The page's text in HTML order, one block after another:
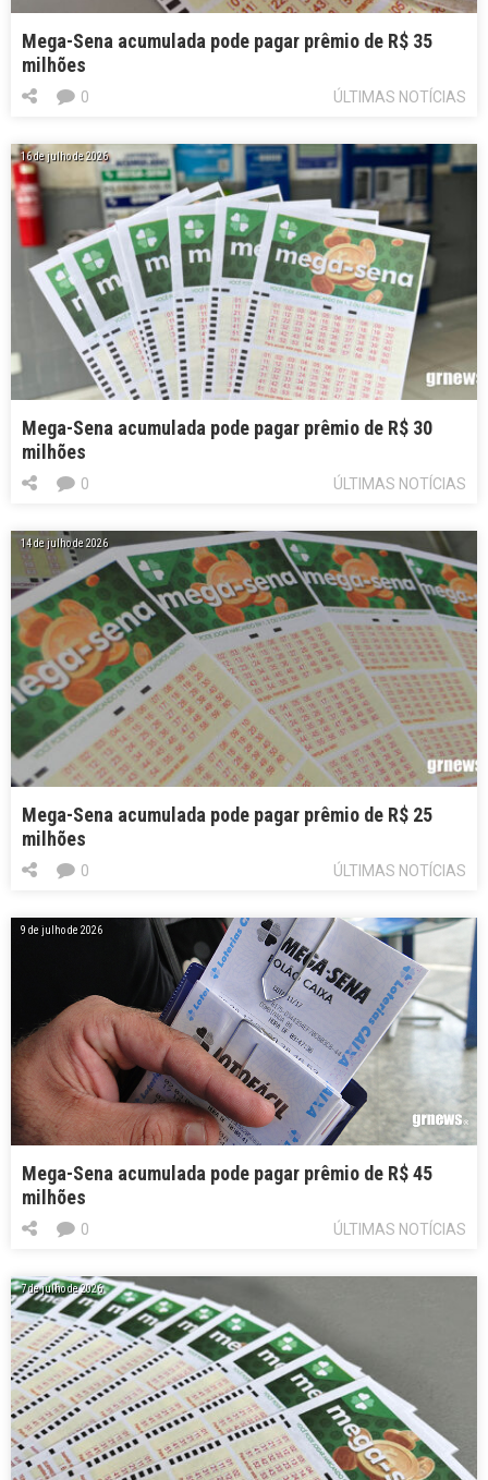
Mega-Sena acumulada pode pagar prêmio de R$ 35
milhões
ÚLTIMAS NOTÍCIAS
0
16 de julho de 2026
Mega-Sena acumulada pode pagar prêmio de R$ 30
milhões
ÚLTIMAS NOTÍCIAS
0
14 de julho de 2026
Mega-Sena acumulada pode pagar prêmio de R$ 25
milhões
ÚLTIMAS NOTÍCIAS
0
9 de julho de 2026
Mega-Sena acumulada pode pagar prêmio de R$ 45
milhões
ÚLTIMAS NOTÍCIAS
0
7 de julho de 2026